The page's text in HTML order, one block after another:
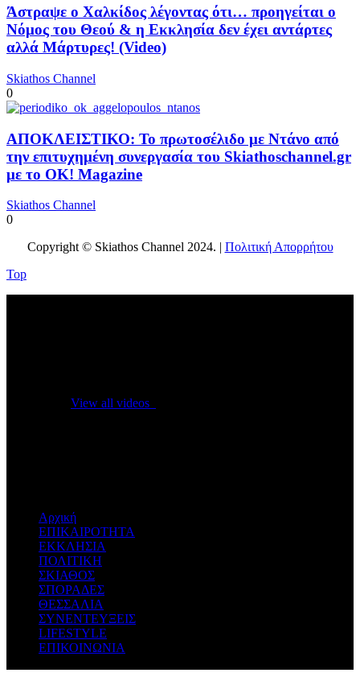
Άστραψε ο Χαλκίδος λέγοντας ότι… προηγείται ο
Νόμος του Θεού & η Εκκλησία δεν έχει αντάρτες
αλλά Μάρτυρες! (Video)
Skiathos Channel
0
ΑΠΟΚΛΕΙΣΤΙΚΟ: Το πρωτοσέλιδο με Ντάνο από
την επιτυχημένη συνεργασία του Skiathoschannel.gr
με το OK! Magazine
Skiathos Channel
0
Copyright © Skiathos Channel 2024. | Πολιτική Απορρήτου
Top
View all videos
Αρχική
ΕΠΙΚΑΙΡΟΤΗΤΑ
ΕΚΚΛΗΣΙΑ
ΠΟΛΙΤΙΚΗ
ΣΚΙΑΘΟΣ
ΣΠΟΡΑΔΕΣ
ΘΕΣΣΑΛΙΑ
ΣΥΝΕΝΤΕΥΞΕΙΣ
LIFESTYLE
ΕΠΙΚΟΙΝΩΝΙΑ